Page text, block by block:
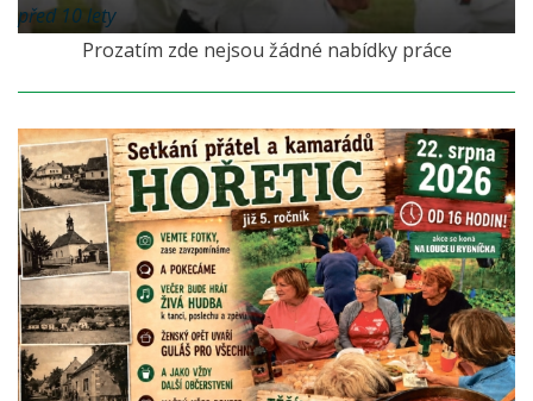
před 10 lety
Prozatím zde nejsou žádné nabídky práce